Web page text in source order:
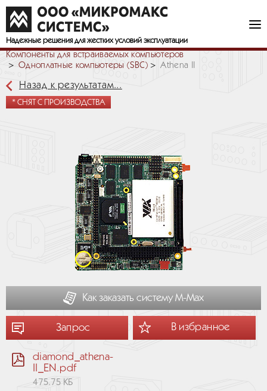
Надежные решения для жестких условий эксплуатации
Компоненты для встраиваемых компьютеров
Одноплатные компьютеры (SBC)
Athena II
Назад к результатам...
* СНЯТ С ПРОИЗВОДСТВА
Как заказать систему М-Мах
Запрос В избранное
diamond_athena-
II_EN.pdf
475.75 КБ